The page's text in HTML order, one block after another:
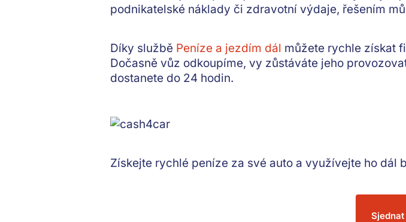
podnikatelské náklady či zdravotní výdaje, řešením
Díky službě Peníze a jezdím dál můžete rychle získat
Dočasně vůz odkoupíme, vy zůstáváte jeho
dostanete do 24 hodin.
Získejte rychlé penízeza své auto a využívejte ho dál